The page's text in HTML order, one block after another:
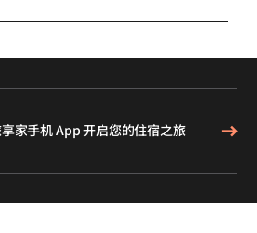
家手机 App 开启您的住宿之旅